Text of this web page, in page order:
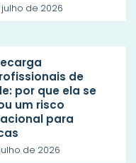
de 2026
de
por que ela se
um risco
para
de 2026